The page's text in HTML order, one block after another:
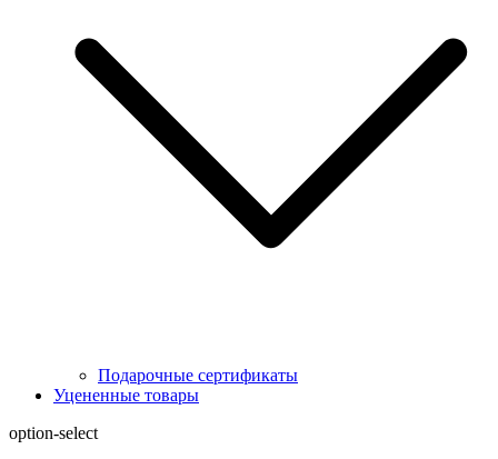
Подарочные сертификаты
Уцененные товары
option-select